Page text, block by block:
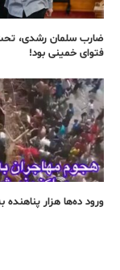
ضارب سلمان رشدی،
فتوای خمینی بود!
ورود ده‌ها هزار پناهنده